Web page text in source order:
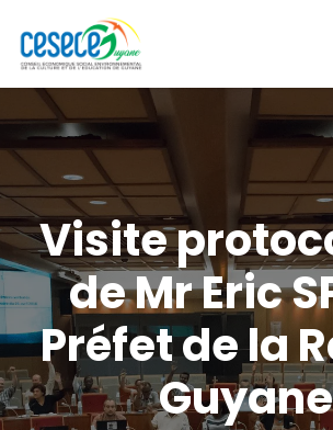
Visite
de Mr Eric
Préfet de la
Guyane